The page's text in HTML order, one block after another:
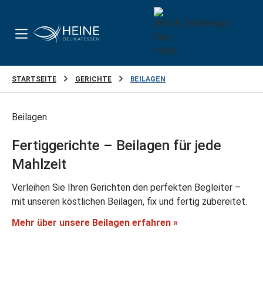
STARTSEITE GERICHTE BEILAGEN
Beilagen
Fertiggerichte – Beilagen für jede
Mahlzeit
Verleihen Sie Ihren Gerichten den perfekten Begleiter –
mit unseren köstlichen Beilagen, fix und fertig zubereitet.
Mehr über unsere Beilagen erfahren »